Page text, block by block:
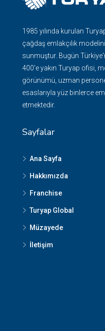
1985 yılında kurulan
çağdaş emlakçılık
sunmuştur. Bugün
400'e yakın Turyap ofisi,
görünümü, uzman
esaslarıyla yüz binlerce
etmektedir.
Sayfalar
Ana Sayfa
Hakkımızda
Franchise
Turyap Global
Müzayede
İletişim